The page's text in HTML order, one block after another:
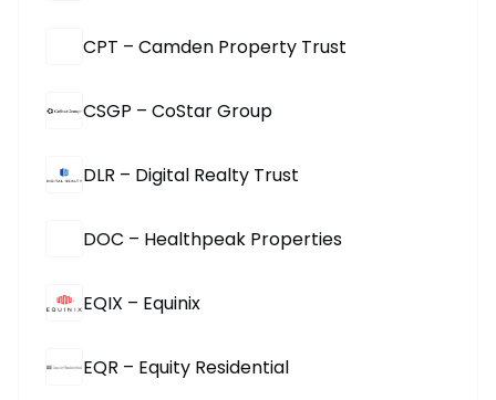
CPT – Camden Property Trust
CSGP – CoStar Group
DLR – Digital Realty Trust
DOC – Healthpeak Properties
EQIX – Equinix
EQR – Equity Residential